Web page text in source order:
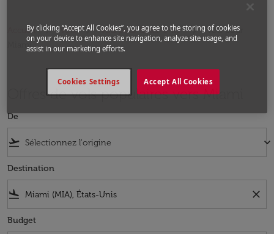
Accueil Vols Vols pour États-Unis
Vols pour
Miami
Offres de vols populaires vers Miami
De
flight_takeoff keyboard_arrow_down
Destination
flight_land close
Budget
By clicking “Accept All Cookies”, you agree to the storing of cookies
on your device to enhance site navigation, analyze site usage, and
assist in our marketing efforts.
Accept All Cookies
Cookies Settings